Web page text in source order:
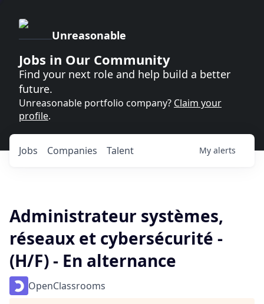
Unreasonable
Jobs in Our Community
Find your next role and help build a better
future.
Unreasonable portfolio company? Claim your
profile.
Jobs Companies Talent My alerts
Administrateur systèmes,
réseaux et cybersécurité -
(H/F) - En alternance
OpenClassrooms